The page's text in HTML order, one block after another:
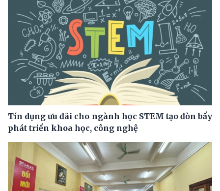
Tín dụng ưu đãi cho ngành học STEM tạo đòn bẩy
phát triển khoa học, công nghệ